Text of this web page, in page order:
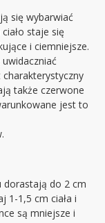
się wybarwiać
staje się
i ciemniejsze.
także czerwone
jest to
dorastają do 2 cm
1-1,5 cm ciała i
są mniejsze i